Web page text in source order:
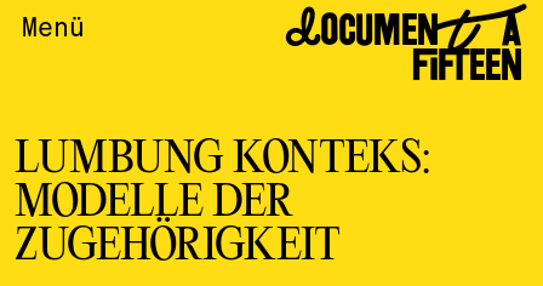
Menü DOCUMENTA
FIFTEEN
LUMBUNG KONTEKS:
MODELLE DER
ZUGEHÖRIGKEIT